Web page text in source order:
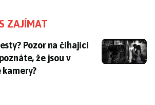
ZAJÍMAT
Pozor na číhající nebezpečí –
Pozor na číhající
že jsou v